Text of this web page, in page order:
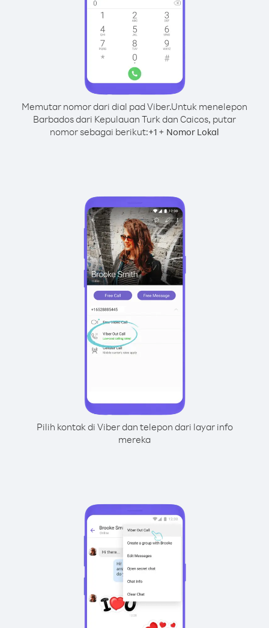
Memutar nomor dari dial pad Viber.Untuk menelepon
Barbados dari Kepulauan Turk dan Caicos, putar
nomor sebagai berikut:+1 + Nomor Lokal
Pilih kontak di Viber dan telepon dari layar info
mereka